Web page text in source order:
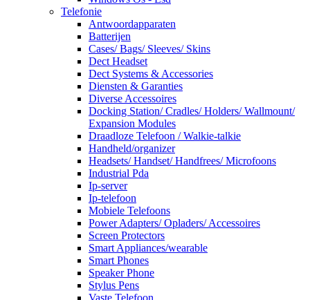
Telefonie
Antwoordapparaten
Batterijen
Cases/ Bags/ Sleeves/ Skins
Dect Headset
Dect Systems & Accessories
Diensten & Garanties
Diverse Accessoires
Docking Station/ Cradles/ Holders/ Wallmount/
Expansion Modules
Draadloze Telefoon / Walkie-talkie
Handheld/organizer
Headsets/ Handset/ Handfrees/ Microfoons
Industrial Pda
Ip-server
Ip-telefoon
Mobiele Telefoons
Power Adapters/ Opladers/ Accessoires
Screen Protectors
Smart Appliances/wearable
Smart Phones
Speaker Phone
Stylus Pens
Vaste Telefoon